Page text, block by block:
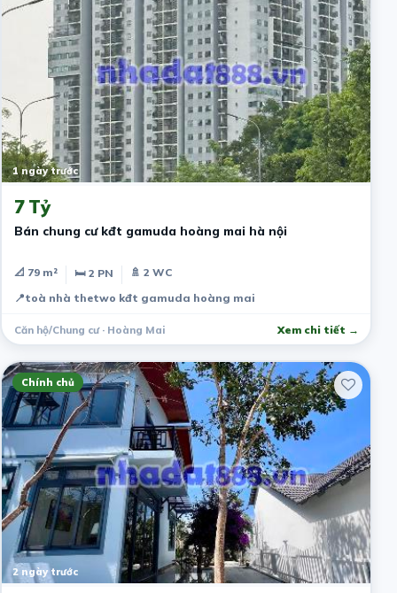
1 ngày trước
7 Tỷ
Bán chung cư kđt gamuda hoàng mai hà nội
📐 79 m² 🛏 2 PN
🚿 2 WC
📍toà nhà thetwo kđt gamuda hoàng mai
Căn hộ/Chung cư · Hoàng Mai Xem chi tiết →
Chính chủ
2 ngày trước